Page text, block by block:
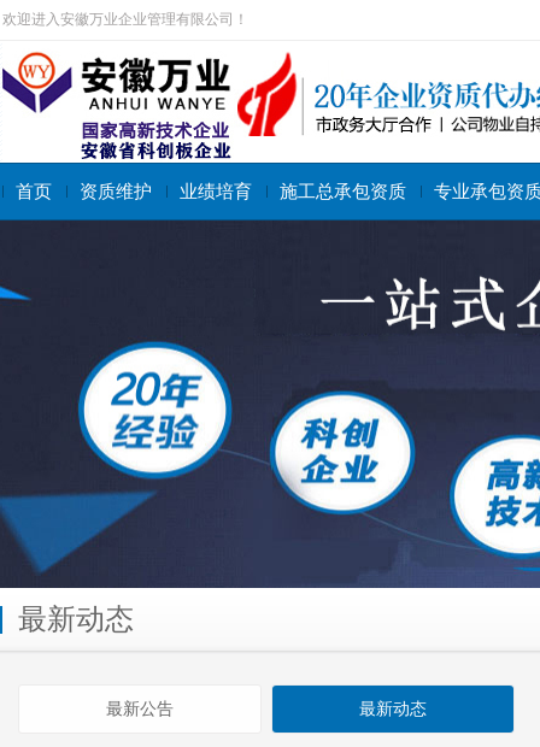
欢迎进入安徽万业企业管理有限公司！
首页 资质维护 业绩培育 施工总承包资质 专业承包资
搜索关键字： 施工总承包资质 专业承包资质 施工劳务资质
最新动态
最新公告 最新动态